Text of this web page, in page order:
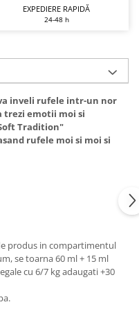
EXPEDIERE RAPIDĂ
24-48 h
inveli rufele intr-un nor
trezi emotii moi si
Tradition"
rufele moi si moi si
produs in compartimentul
se toarna 60 ml + 15 ml
cu 6/7 kg adaugati +30